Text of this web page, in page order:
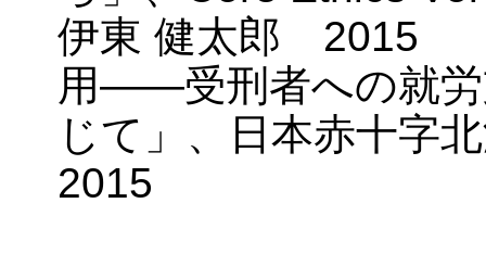
伊東 健太郎 2015
用――受刑者への就労
じて」、日本赤十字
2015